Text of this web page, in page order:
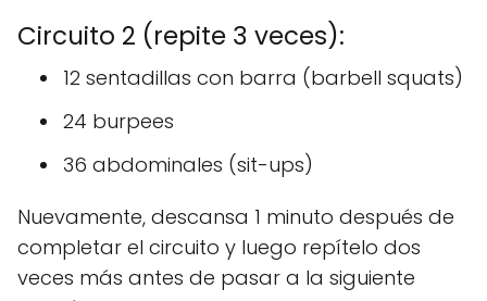
Circuito 2 (repite 3 veces):
12 sentadillas con barra (barbell squats)
24 burpees
36 abdominales (sit-ups)
Nuevamente, descansa 1 minuto después de
completar el circuito y luego repítelo dos
veces más antes de pasar a la siguiente